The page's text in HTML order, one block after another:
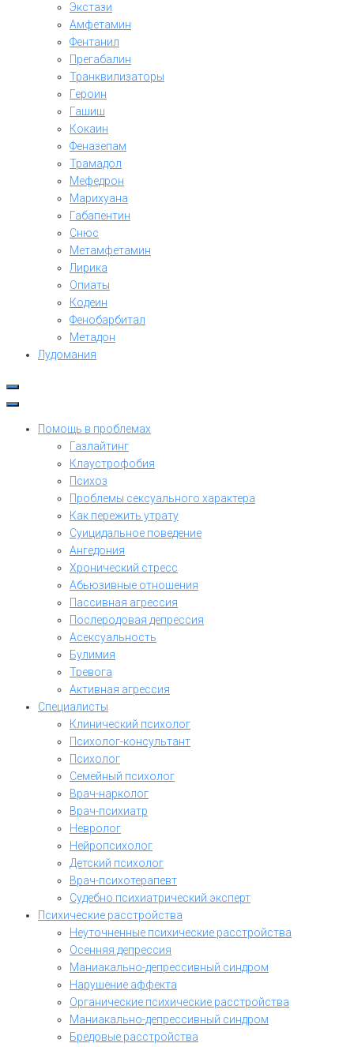
Экстази
Амфетамин
Фентанил
Прегабалин
Транквилизаторы
Героин
Гашиш
Кокаин
Феназепам
Трамадол
Мефедрон
Марихуана
Габапентин
Снюс
Метамфетамин
Лирика
Опиаты
Кодеин
Фенобарбитал
Метадон
Лудомания
Помощь в проблемах
Газлайтинг
Клаустрофобия
Психоз
Проблемы сексуального характера
Как пережить утрату
Суицидальное поведение
Ангедония
Хронический стресс
Абьюзивные отношения
Пассивная агрессия
Послеродовая депрессия
Асексуальность
Булимия
Тревога
Активная агрессия
Специалисты
Клинический психолог
Психолог-консультант
Психолог
Семейный психолог
Врач-нарколог
Врач-психиатр
Невролог
Нейропсихолог
Детский психолог
Врач-психотерапевт
Судебно психиатрический эксперт
Психические расстройства
Неуточненные психические расстройства
Осенняя депрессия
Маниакально-депрессивный синдром
Нарушение аффекта
Органические психические расстройства
Маниакально-депрессивный синдром
Бредовые расстройства